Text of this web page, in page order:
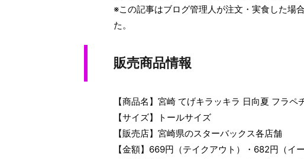
※この記事はブログ管理人が注文・実食した場
た。
販売商品情報
【商品名】宮崎 てげキラッキラ 日向夏 フラペ
【サイズ】トールサイズ
【販売店】宮崎県のスターバックス各店舗
【金額】669円（テイクアウト）・682円（イー